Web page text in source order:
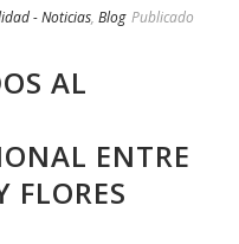
- Noticias, Blog Publicado
AL
ENTRE
FLORES